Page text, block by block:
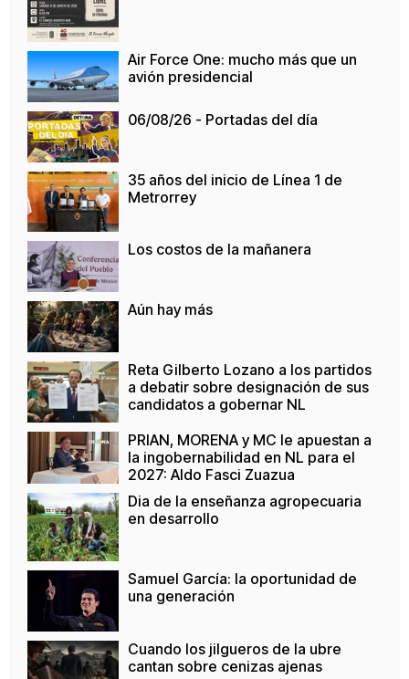
Air Force One: mucho más que un
avión presidencial
06/08/26 - Portadas del día
35 años del inicio de Línea 1 de
Metrorrey
Los costos de la mañanera
Aún hay más
Reta Gilberto Lozano a los partidos
a debatir sobre designación de sus
candidatos a gobernar NL
PRIAN, MORENA y MC le apuestan a
la ingobernabilidad en NL para el
2027: Aldo Fasci Zuazua
Dia de la enseñanza agropecuaria
en desarrollo
Samuel García: la oportunidad de
una generación
Cuando los jilgueros de la ubre
cantan sobre cenizas ajenas